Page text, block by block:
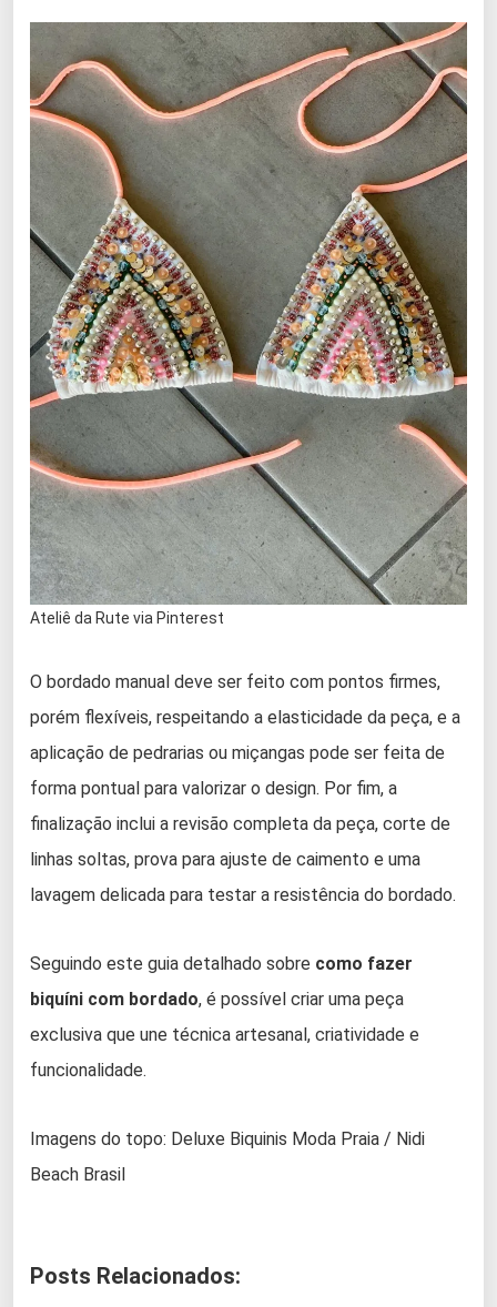
Ateliê da Rute via Pinterest
O bordado manual deve ser feito com pontos firmes,
porém flexíveis, respeitando a elasticidade da peça, e a
aplicação de pedrarias ou miçangas pode ser feita de
forma pontual para valorizar o design. Por fim, a
finalização inclui a revisão completa da peça, corte de
linhas soltas, prova para ajuste de caimento e uma
lavagem delicada para testar a resistência do bordado.
Seguindo este guia detalhado sobre como fazer
biquíni com bordado, é possível criar uma peça
exclusiva que une técnica artesanal, criatividade e
funcionalidade.
Imagens do topo: Deluxe Biquinis Moda Praia / Nidi
Beach Brasil
Posts Relacionados: